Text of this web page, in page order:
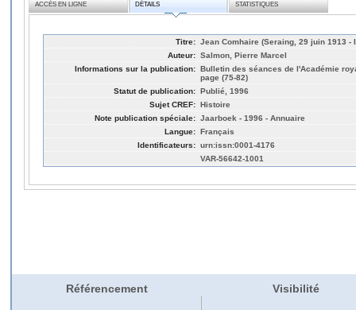
ACCÈS EN LIGNE DÉTAILS STATISTIQUES
Titre: Jean Comhaire (Seraing, 29 juin 1913
Auteur: Salmon, Pierre Marcel
Informations sur la publication: Bulletin des séances de l'Académie
page (75-82)
Statut de publication: Publié, 1996
Sujet CREF: Histoire
Note publication spéciale: Jaarboek - 1996 - Annuaire
Langue: Français
Identificateurs: urn:issn:0001-4176
VAR-56642-1001
Référencement Visibilité